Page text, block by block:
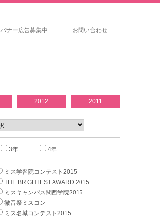
バナー広告募集中 お問い合わせ
2012 2011
3年 4年
ミス学習院コンテスト2015
THE BRIGHTEST AWARD 2015
ミスキャンパス関西学院2015
徽音祭ミスコン
ミス名城コンテスト2015